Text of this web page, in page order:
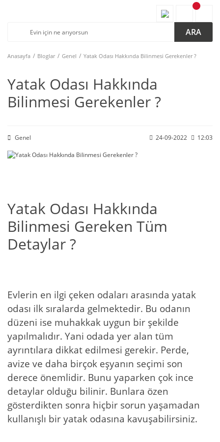
ARA
Anasayfa Bloglar Genel Yatak Odası Hakkında Bilinmesi Gerekenler ?
Yatak Odası Hakkında
Bilinmesi Gerekenler ?
Genel 24-09-2022 12:03
Yatak Odası Hakkında
Bilinmesi Gereken Tüm
Detaylar ?
Evlerin en ilgi çeken odaları arasında yatak
odası ilk sıralarda gelmektedir. Bu odanın
düzeni ise muhakkak uygun bir şekilde
yapılmalıdır. Yani odada yer alan tüm
ayrıntılara dikkat edilmesi gerekir. Perde,
avize ve daha birçok eşyanın seçimi son
derece önemlidir. Bunu yaparken çok ince
detaylar olduğu bilinir. Bunlara özen
gösterdikten sonra hiçbir sorun yaşamadan
kullanışlı bir yatak odasına kavuşabilirsiniz.